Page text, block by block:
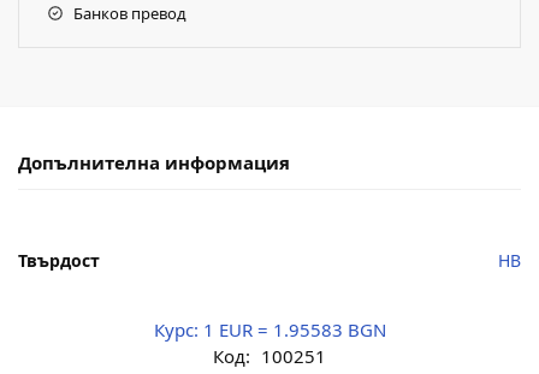
Банков превод
Допълнителна информация
Твърдост HB
Курс: 1 EUR = 1.95583 BGN
Код: 100251